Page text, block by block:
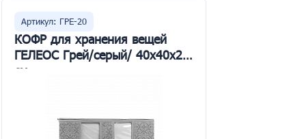
Артикул: ГРЕ-20
КОФР для хранения вещей
ГЕЛЕОС Грей/серый/ 40х40х25
см